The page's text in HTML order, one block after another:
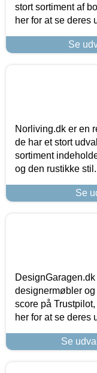
stort sortiment af
her for at se deres
Se
Norliving.dk er en
de har et stort
sortiment
og den rustikke
Se
designermøbler
score på
her for at se deres
Se